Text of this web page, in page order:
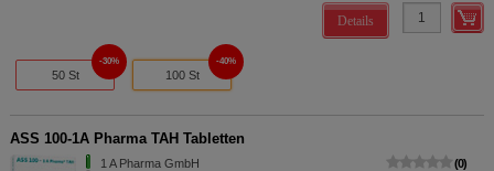
Details
50 St
30%
100 St
40%
ASS 100-1A Pharma TAH Tabletten
1 A Pharma GmbH
0